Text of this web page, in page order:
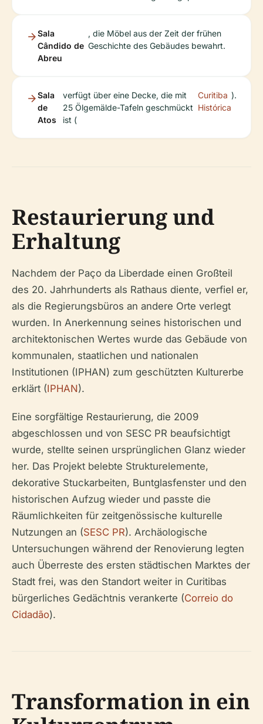
Sala
Cândido de
Abreu
, die Möbel aus der Zeit der frühen
Geschichte des Gebäudes bewahrt.
Sala
de
Atos
verfügt über eine Decke, die mit
25 Ölgemälde-Tafeln geschmückt
ist (
Curitiba
Histórica
).
Restaurierung und
Erhaltung
Nachdem der Paço da Liberdade einen Großteil
des 20. Jahrhunderts als Rathaus diente, verfiel er,
als die Regierungsbüros an andere Orte verlegt
wurden. In Anerkennung seines historischen und
architektonischen Wertes wurde das Gebäude von
kommunalen, staatlichen und nationalen
Institutionen (IPHAN) zum geschützten Kulturerbe
erklärt (IPHAN).
Eine sorgfältige Restaurierung, die 2009
abgeschlossen und von SESC PR beaufsichtigt
wurde, stellte seinen ursprünglichen Glanz wieder
her. Das Projekt belebte Strukturelemente,
dekorative Stuckarbeiten, Buntglasfenster und den
historischen Aufzug wieder und passte die
Räumlichkeiten für zeitgenössische kulturelle
Nutzungen an (SESC PR). Archäologische
Untersuchungen während der Renovierung legten
auch Überreste des ersten städtischen Marktes der
Stadt frei, was den Standort weiter in Curitibas
bürgerliches Gedächtnis verankerte (Correio do
Cidadão).
Transformation in ein